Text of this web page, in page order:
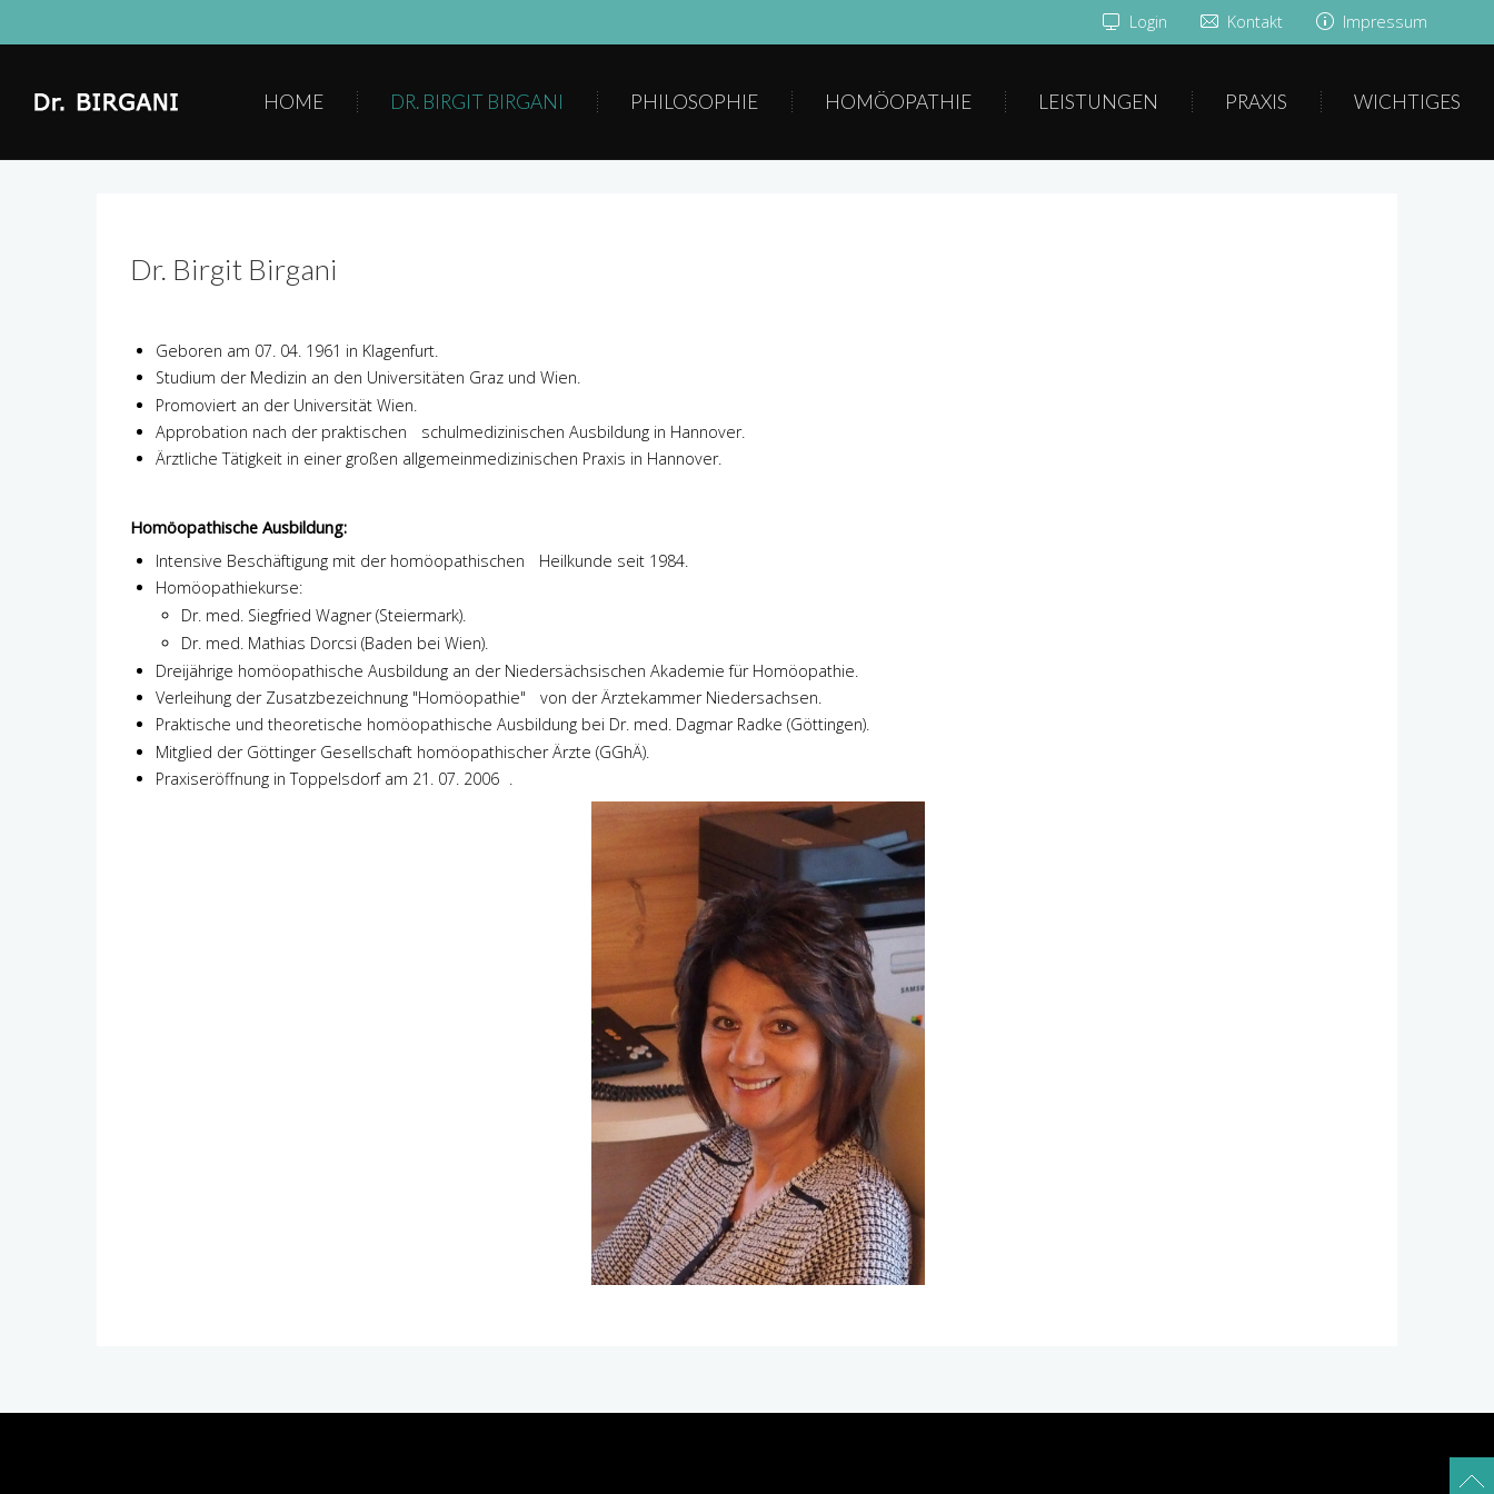
Login Kontakt Impressum
HOME DR. BIRGIT BIRGANI PHILOSOPHIE HOMÖOPATHIE LEISTUNGEN PRAXIS WICHTIGES
Dr. Birgit Birgani
Geboren am 07. 04. 1961 in Klagenfurt.
Studium der Medizin an den Universitäten Graz und Wien.
Promoviert an der Universität Wien.
Approbation nach der praktischen schulmedizinischen Ausbildung in Hannover.
Ärztliche Tätigkeit in einer großen allgemeinmedizinischen Praxis in Hannover.
Homöopathische Ausbildung:
Intensive Beschäftigung mit der homöopathischen Heilkunde seit 1984.
Homöopathiekurse:
Dr. med. Siegfried Wagner (Steiermark).
Dr. med. Mathias Dorcsi (Baden bei Wien).
Dreijährige homöopathische Ausbildung an der Niedersächsischen Akademie für Homöopathie.
Verleihung der Zusatzbezeichnung "Homöopathie" von der Ärztekammer Niedersachsen.
Praktische und theoretische homöopathische Ausbildung bei Dr. med. Dagmar Radke (Göttingen).
Mitglied der Göttinger Gesellschaft homöopathischer Ärzte (GGhÄ).
Praxiseröffnung in Toppelsdorf am 21. 07. 2006 .